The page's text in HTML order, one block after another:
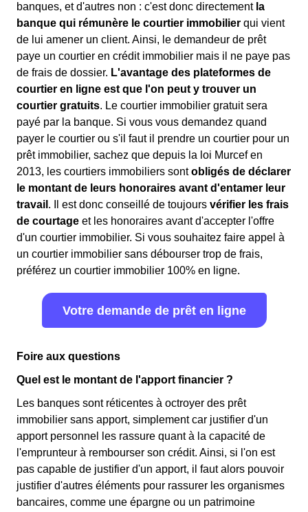
banques, et d'autres non : c'est donc directement la
banque qui rémunère le courtier immobilier qui vient
de lui amener un client. Ainsi, le demandeur de prêt
paye un courtier en crédit immobilier mais il ne paye pas
de frais de dossier. L'avantage des plateformes de
courtier en ligne est que l'on peut y trouver un
courtier gratuits. Le courtier immobilier gratuit sera
payé par la banque. Si vous vous demandez quand
payer le courtier ou s'il faut il prendre un courtier pour un
prêt immobilier, sachez que depuis la loi Murcef en
2013, les courtiers immobiliers sontobligés de déclarer
le montant de leurs honoraires avant d'entamer leur
travail . Il est donc conseillé de toujours vérifier les frais
de courtage et les honoraires avant d'accepter l'offre
d'un courtier immobilier. Si vous souhaitez faire appel à
un courtier immobilier sans débourser trop de frais,
préférez un courtier immobilier 100% en ligne.
Votre demande de prêt en ligne
Foire aux questions
Quel est le montant de l'apport financier ?
Les banques sont réticentes à octroyer des prêt
immobilier sans apport, simplement car justifier d'un
apport personnel les rassure quant à la capacité de
l'emprunteur à rembourser son crédit. Ainsi, si l'on est
pas capable de justifier d'un apport, il faut alors pouvoir
justifier d'autres éléments pour rassurer les organismes
bancaires, comme une épargne ou un patrimoine